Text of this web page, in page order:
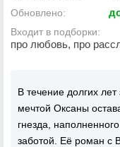
Обновлено:
Входит в подборки:
про любовь, про
В течение долгих
мечтой Оксаны
гнезда,
заботой. Её роман с